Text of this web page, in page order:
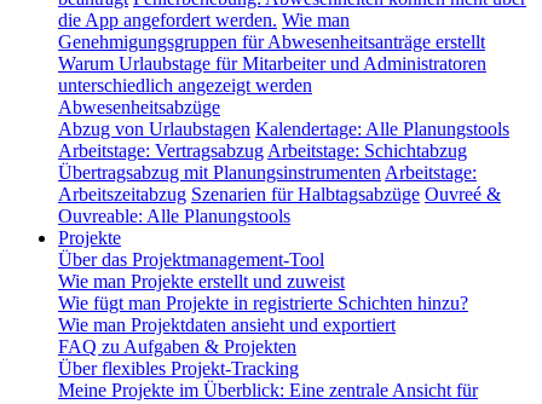
die App angefordert werden. Wie man
Genehmigungsgruppen für Abwesenheitsanträge erstellt
Warum Urlaubstage für Mitarbeiter und Administratoren
unterschiedlich angezeigt werden
Abwesenheitsabzüge
Abzug von Urlaubstagen Kalendertage: Alle Planungstools
Arbeitstage: Vertragsabzug Arbeitstage: Schichtabzug
Übertragsabzug mit Planungsinstrumenten Arbeitstage:
Arbeitszeitabzug Szenarien für Halbtagsabzüge Ouvreé &
Ouvreable: Alle Planungstools
Projekte
Über das Projektmanagement-Tool
Wie man Projekte erstellt und zuweist
Wie fügt man Projekte in registrierte Schichten hinzu?
Wie man Projektdaten ansieht und exportiert
FAQ zu Aufgaben & Projekten
Über flexibles Projekt-Tracking
Meine Projekte im Überblick: Eine zentrale Ansicht für